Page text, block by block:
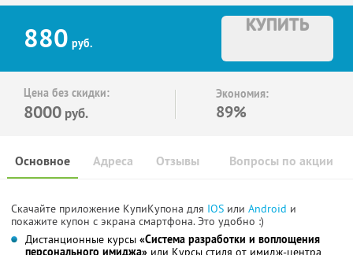
880 руб.
КУПИТЬ
Цена без скидки:
8000 руб.
Экономия:
89%
Основное Отзывы Вопросы по акции
Адреса
Скачайте приложение КупиКупона для IOS или Android и
покажите купон с экрана смартфона. Это удобно :)
Дистанционные курсы «Система разработки и воплощения
персонального имиджа» или Курсы стиля от имидж-центра